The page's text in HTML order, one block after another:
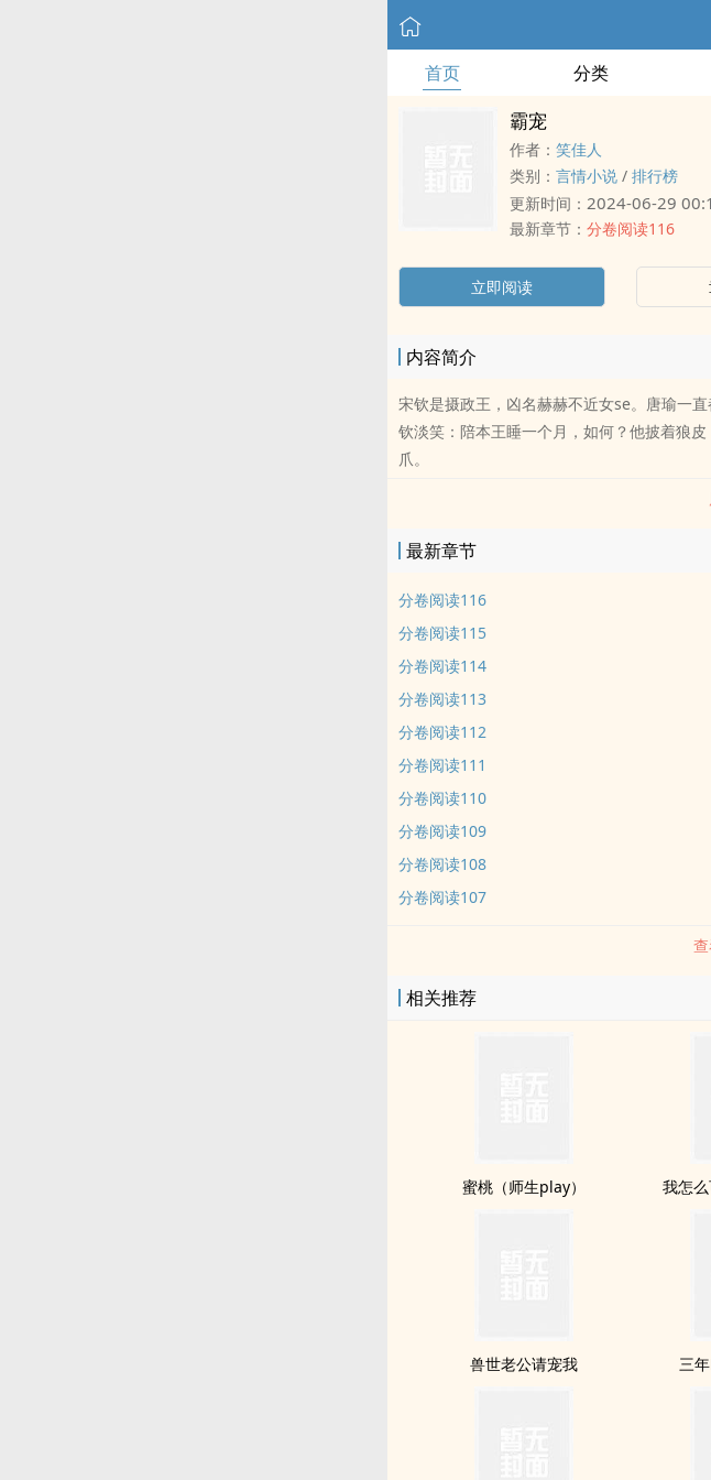
首页 分类
霸宠
作者： 笑佳人
类别： 言情小说 / 排行榜
更新时间： 2024-06-29
最新章节： 分卷阅读116
立即阅读
内容简介
宋钦是摄政王，凶名赫赫不近女se。唐瑜一
钦淡笑：陪本王睡一个月，如何？他披着狼
爪。
最新章节
分卷阅读116
分卷阅读115
分卷阅读114
分卷阅读113
分卷阅读112
分卷阅读111
分卷阅读110
分卷阅读109
分卷阅读108
分卷阅读107
相关推荐
蜜桃（师生play） 我怎
兽世老公请宠我 三